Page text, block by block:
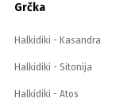
Grčka
Halkidiki - Kasandra
Halkidiki - Sitonija
Halkidiki - Atos